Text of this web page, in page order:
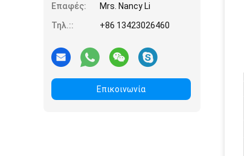
Επαφές:
Mrs. Nancy Li
Τηλ.::
+86 13423026460
Επικοινωνία